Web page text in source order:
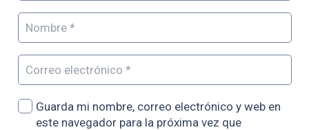
Guarda mi nombre, correo electrónico y web en
este navegador para la próxima vez que